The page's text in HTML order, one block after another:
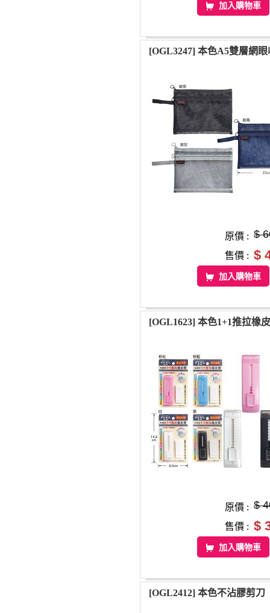
加入購物車
[OGL3247] 本色A5雙層網
原價 : $
售價 : $
加入購物車
原價 : $
售價 : $
加入購物車
[OGL2412] 本色不沾膠剪刀